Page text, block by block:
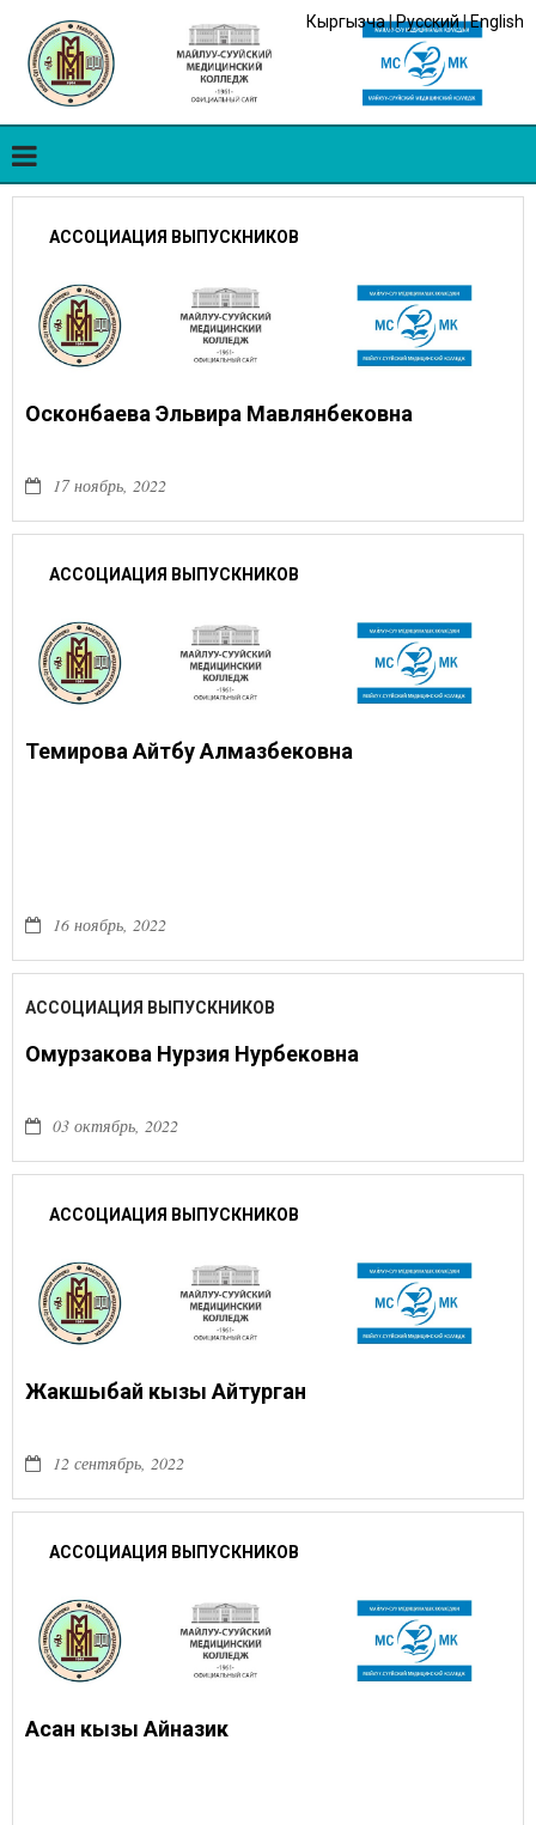
Кыргызча|Русский|English
АССОЦИАЦИЯ ВЫПУСКНИКОВ
Осконбаева Эльвира Мавлянбековна
17 ноябрь, 2022
АССОЦИАЦИЯ ВЫПУСКНИКОВ
Темирова Айтбу Алмазбековна
16 ноябрь, 2022
АССОЦИАЦИЯ ВЫПУСКНИКОВ
Омурзакова Нурзия Нурбековна
03 октябрь, 2022
АССОЦИАЦИЯ ВЫПУСКНИКОВ
Жакшыбай кызы Айтурган
12 сентябрь, 2022
АССОЦИАЦИЯ ВЫПУСКНИКОВ
Асан кызы Айназик